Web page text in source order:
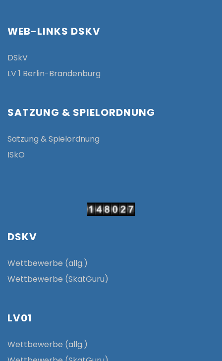
WEB-LINKS DSKV
DSkV
LV 1 Berlin-Brandenburg
SATZUNG & SPIELORDNUNG
Satzung & Spielordnung
ISkO
DSKV
Wettbewerbe (allg.)
Wettbewerbe (SkatGuru)
LV01
Wettbewerbe (allg.)